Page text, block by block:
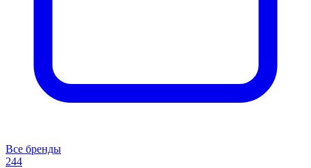
Все бренды
244